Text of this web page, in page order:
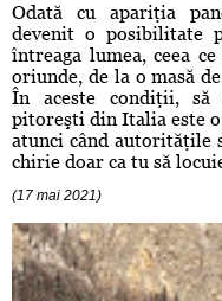
Odată cu apariţia
devenit o posibilitate
întreaga lumea, ceea
oriunde, de la o masă
În aceste condiţii,
pitoreşti din Italia este
atunci când autorităţile
chirie doar ca tu să
(17 mai 2021)